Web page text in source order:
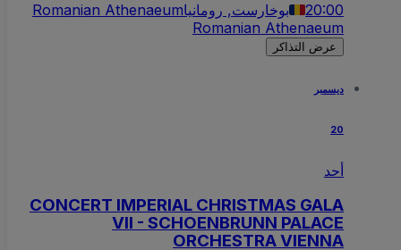
20:00 بوخارست, رومانياRomanian Athenaeum
Romanian Athenaeum
عرض التذاكر
ديسمبر
20
أحد
CONCERT IMPERIAL CHRISTMAS GALA
VII - SCHOENBRUNN PALACE
ORCHESTRA VIENNA